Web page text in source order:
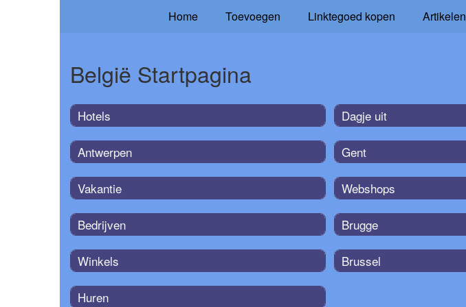
Home Toevoegen Linktegoed kopen Artikelen
België Startpagina
Hotels
Antwerpen
Vakantie
Bedrijven
Winkels
Huren
Dagje uit
Gent
Webshops
Brugge
Brussel